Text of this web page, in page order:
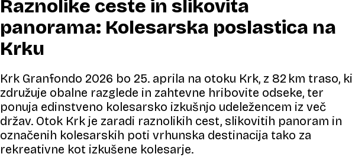
Raznolike ceste in slikovita
panorama: Kolesarska poslastica na
Krku
Krk Granfondo 2026 bo 25. aprila na otoku Krk, z 82 km traso, ki
združuje obalne razglede in zahtevne hribovite odseke, ter
ponuja edinstveno kolesarsko izkušnjo udeležencem iz več
držav. Otok Krk je zaradi raznolikih cest, slikovitih panoram in
označenih kolesarskih poti vrhunska destinacija tako za
rekreativne kot izkušene kolesarje.